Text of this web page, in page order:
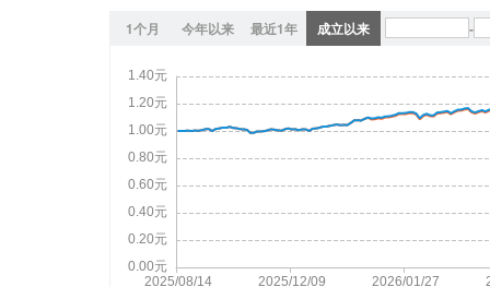
1个月 今年以来 最近1年 成立以来 -